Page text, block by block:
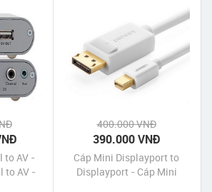
to AV -
to AV -
400.000 VNĐ
390.000 VNĐ
Cáp Mini Displayport to
Displayport - Cáp Mini